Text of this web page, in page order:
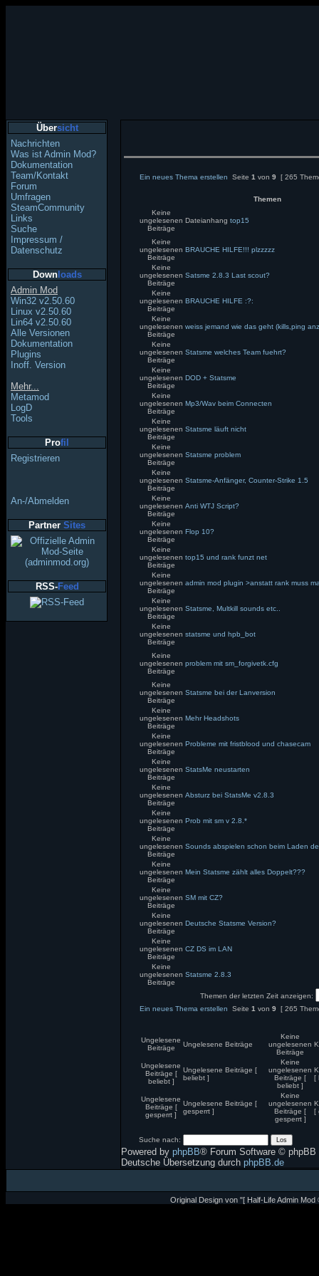
Übersicht
Nachrichten
Was ist Admin Mod?
Dokumentation
Team/Kontakt
Forum
Umfragen
SteamCommunity
Links
Suche
Impressum /
Datenschutz
Downloads
Admin Mod
Win32 v2.50.60
Linux v2.50.60
Lin64 v2.50.60
Alle Versionen
Dokumentation
Plugins
Inoff. Version
Mehr...
Metamod
LogD
Tools
Profil
Registrieren
An-/Abmelden
Partner Sites
RSS-Feed
Ein neues Thema erstellen Seite 1 von 9 [ 265
Themen
Keine
ungelesenen
Beiträge
Dateianhang top15
Keine
ungelesenen
Beiträge
BRAUCHE HILFE!!! plzzzzz
Keine
ungelesenen
Beiträge
Satsme 2.8.3 Last scout?
Keine
ungelesenen
Beiträge
BRAUCHE HILFE :?:
Keine
ungelesenen
Beiträge
weiss jemand wie das geht (kills,ping
Keine
ungelesenen
Beiträge
Statsme welches Team fuehrt?
Keine
ungelesenen
Beiträge
DOD + Statsme
Keine
ungelesenen
Beiträge
Mp3/Wav beim Connecten
Keine
ungelesenen
Beiträge
Statsme läuft nicht
Keine
ungelesenen
Beiträge
Statsme problem
Keine
ungelesenen
Beiträge
Statsme-Anfänger, Counter-Strike 1.5
Keine
ungelesenen
Beiträge
Anti WTJ Script?
Keine
ungelesenen
Beiträge
Flop 10?
Keine
ungelesenen
Beiträge
top15 und rank funzt net
Keine
ungelesenen
Beiträge
admin mod plugin >anstatt rank muss
Keine
ungelesenen
Beiträge
Statsme, Multkill sounds etc..
Keine
ungelesenen
Beiträge
statsme und hpb_bot
Keine
ungelesenen
Beiträge
problem mit sm_forgivetk.cfg
Keine
ungelesenen
Beiträge
Statsme bei der Lanversion
Keine
ungelesenen
Beiträge
Mehr Headshots
Keine
ungelesenen
Beiträge
Probleme mit fristblood und chasecam
Keine
ungelesenen
Beiträge
StatsMe neustarten
Keine
ungelesenen
Beiträge
Absturz bei StatsMe v2.8.3
Keine
ungelesenen
Beiträge
Prob mit sm v 2.8.*
Keine
ungelesenen
Beiträge
Sounds abspielen schon beim Laden
Keine
ungelesenen
Beiträge
Mein Statsme zählt alles Doppelt???
Keine
ungelesenen
Beiträge
SM mit CZ?
Keine
ungelesenen
Beiträge
Deutsche Statsme Version?
Keine
ungelesenen
Beiträge
CZ DS im LAN
Keine
ungelesenen
Beiträge
Statsme 2.8.3
Themen der letzten Zeit anzeigen:
Ein neues Thema erstellen
Seite 1 von 9 [ 265
Ungelesene
Beiträge
Ungelesene Beiträge
Keine
ungelesenen
Beiträge
Ungelesene
Beiträge [
beliebt ]
Ungelesene Beiträge [
beliebt ]
Keine
ungelesenen
Beiträge [
beliebt ]
[
Ungelesene
Beiträge [
gesperrt ]
Ungelesene Beiträge [
gesperrt ]
Keine
ungelesenen
Beiträge [
gesperrt ]
[
Suche nach:
Powered by phpBB® Forum Software © phpBB
Deutsche Übersetzung durch phpBB.de
Original Design von "[ Half-Life Admin